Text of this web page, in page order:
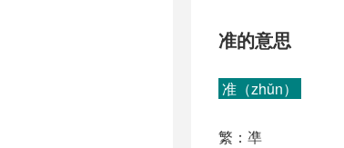
准的意思
准（zhǔn）
繁：凖